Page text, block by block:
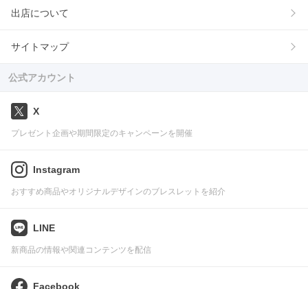
出店について
サイトマップ
公式アカウント
X
プレゼント企画や期間限定のキャンペーンを開催
Instagram
おすすめ商品やオリジナルデザインのブレスレットを紹介
LINE
新商品の情報や関連コンテンツを配信
Facebook